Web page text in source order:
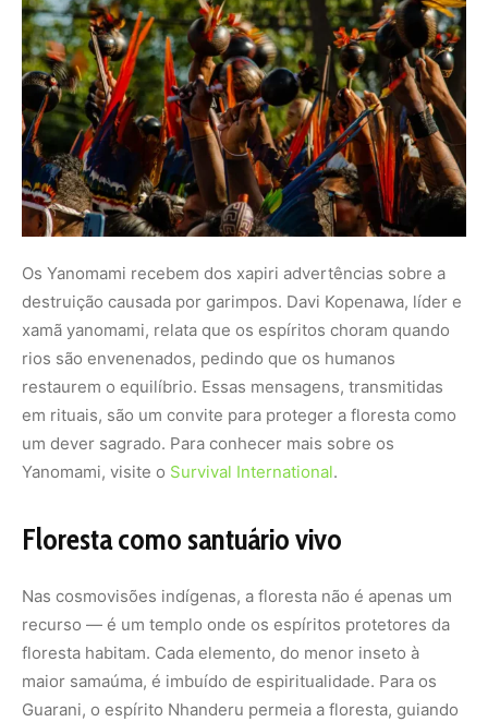
Os Yanomami recebem dos xapiri advertências sobre a
destruição causada por garimpos. Davi Kopenawa, líder e
xamã yanomami, relata que os espíritos choram quando
rios são envenenados, pedindo que os humanos
restaurem o equilíbrio. Essas mensagens, transmitidas
em rituais, são um convite para proteger a floresta como
um dever sagrado. Para conhecer mais sobre os
Yanomami, visite o Survival International.
Floresta como santuário vivo
Nas cosmovisões indígenas, a floresta não é apenas um
recurso — é um templo onde os espíritos protetores da
floresta habitam. Cada elemento, do menor inseto à
maior samaúma, é imbuído de espiritualidade. Para os
Guarani, o espírito Nhanderu permeia a floresta, guiando